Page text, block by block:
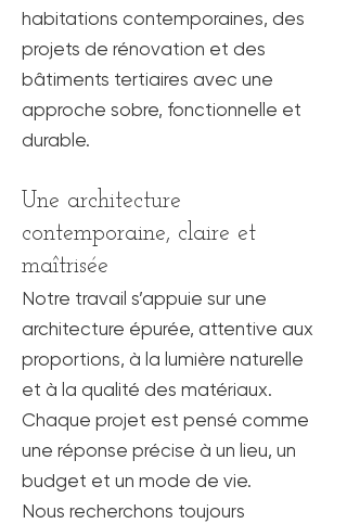
habitations contemporaines, des
projets de rénovation et des
bâtiments tertiaires avec une
approche sobre, fonctionnelle et
durable.
Une architecture
contemporaine, claire et
maîtrisée
Notre travail s’appuie sur une
architecture épurée, attentive aux
proportions, à la lumière naturelle
et à la qualité des matériaux.
Chaque projet est pensé comme
une réponse précise à un lieu, un
budget et un mode de vie.
Nous recherchons toujours